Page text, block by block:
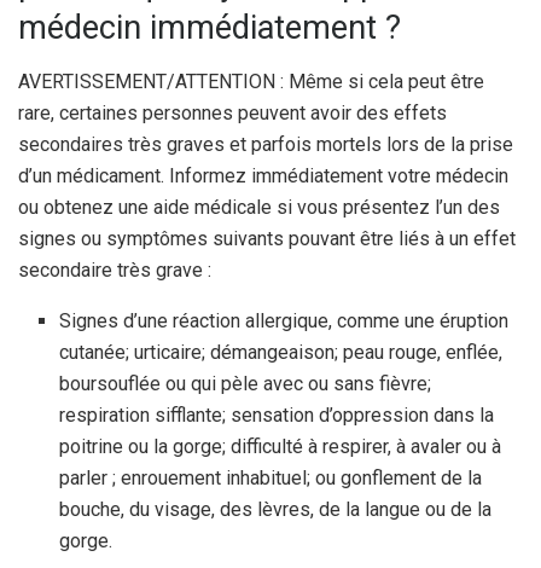
médecin immédiatement ?
AVERTISSEMENT/ATTENTION : Même si cela peut être
rare, certaines personnes peuvent avoir des effets
secondaires très graves et parfois mortels lors de la prise
d’un médicament. Informez immédiatement votre médecin
ou obtenez une aide médicale si vous présentez l’un des
signes ou symptômes suivants pouvant être liés à un effet
secondaire très grave :
Signes d’une réaction allergique, comme une éruption
cutanée; urticaire; démangeaison; peau rouge, enflée,
boursouflée ou qui pèle avec ou sans fièvre;
respiration sifflante; sensation d’oppression dans la
poitrine ou la gorge; difficulté à respirer, à avaler ou à
parler ; enrouement inhabituel; ou gonflement de la
bouche, du visage, des lèvres, de la langue ou de la
gorge.